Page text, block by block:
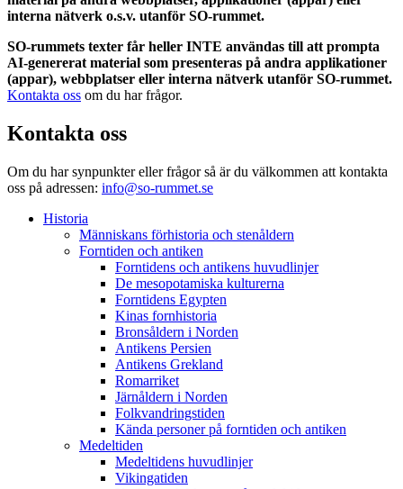
interna nätverk o.s.v. utanför SO-rummet.
SO-rummets texter får heller INTE användas till att prompta
AI-genererat material som presenteras på andra applikationer
(appar), webbplatser eller interna nätverk utanför SO-rummet.
Kontakta oss om du har frågor.
Kontakta oss
Om du har synpunkter eller frågor så är du välkommen att kontakta
oss på adressen: info@so-rummet.se
Historia
Människans förhistoria och stenåldern
Forntiden och antiken
Forntidens och antikens huvudlinjer
De mesopotamiska kulturerna
Forntidens Egypten
Kinas fornhistoria
Bronsåldern i Norden
Antikens Persien
Antikens Grekland
Romarriket
Järnåldern i Norden
Folkvandringstiden
Kända personer på forntiden och antiken
Medeltiden
Medeltidens huvudlinjer
Vikingatiden